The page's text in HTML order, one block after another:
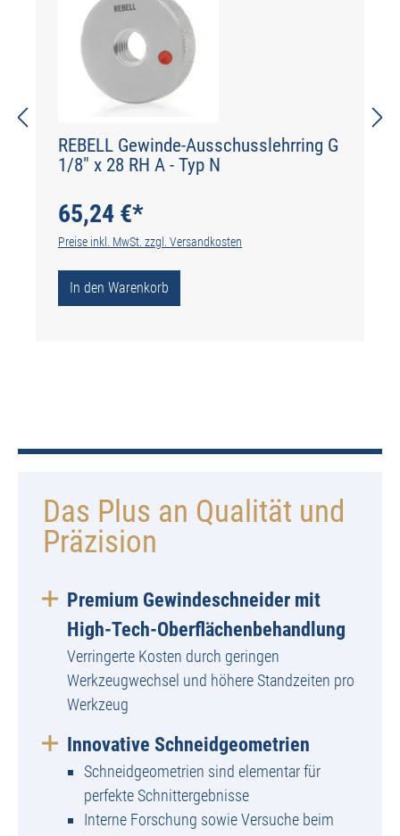
REBELL Gewinde-Ausschusslehrring G
1/8" x 28 RH A - Typ N
65,24 €*
Preise inkl. MwSt. zzgl. Versandkosten
In den Warenkorb
Das Plus an Qualität und
Präzision
Premium Gewindeschneider mit
High-Tech-Oberflächenbehandlung
Verringerte Kosten durch geringen
Werkzeugwechsel und höhere Standzeiten pro
Werkzeug
Innovative Schneidgeometrien
Schneidgeometrien sind elementar für
perfekte Schnittergebnisse
Interne Forschung sowie Versuche beim